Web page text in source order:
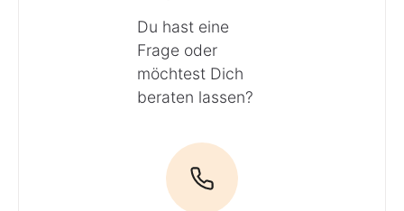
Du hast eine
Frage oder
möchtest Dich
beraten lassen?